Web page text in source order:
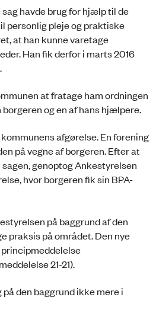
havde brug for hjælp til de
personlig pleje og praktiske
at han kunne varetage
Han fik derfor i marts 2016
at fratage ham ordningen
og en af hans hjælpere.
afgørelse. En forening
på vegne af borgeren. Efter at
genoptog Ankestyrelsen
hvor borgeren fik sin BPA-
på baggrund af den
praksis på området. Den nye
21-21).
den baggrund ikke mere i